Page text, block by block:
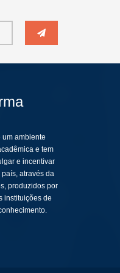
um ambiente
e tem
e incentivar
através da
produzidos por
instituições de